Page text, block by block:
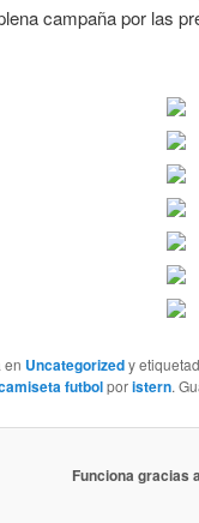
campaña por las
en Uncategorizedy
futbolporistern.
Funciona gracias